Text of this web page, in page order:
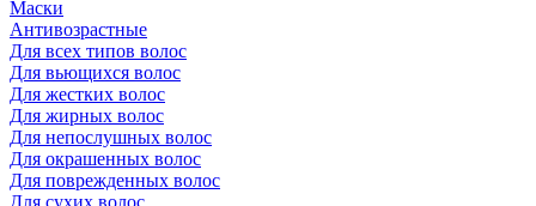
Маски
Антивозрастные
Для всех типов волос
Для вьющихся волос
Для жестких волос
Для жирных волос
Для непослушных волос
Для окрашенных волос
Для поврежденных волос
Для сухих волос